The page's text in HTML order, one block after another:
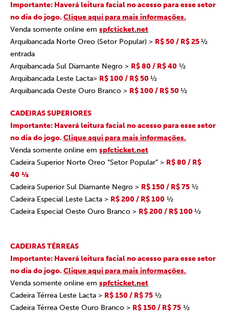
Importante: Haverá leitura facial no acesso para esse setor
no dia do jogo.Clique aqui para mais informações.
Venda somente online em spfcticket.net
Arquibancada Norte Oreo (Setor Popular) > R$ 50 / R$ 25½
entrada
Arquibancada Sul Diamante Negro > R$ 80 / R$ 40 ½
Arquibancada Leste Lacta> R$ 100 / R$ 50½
Arquibancada Oeste Ouro Branco > R$ 100 / R$ 50½
CADEIRAS SUPERIORES
Importante: Haverá leitura facial no acesso para esse setor
no dia do jogo.Clique aqui para mais informações.
Venda somente online em spfcticket.net
Cadeira Superior Norte Oreo “Setor Popular” > R$ 80 / R$
40 ½
Cadeira Superior Sul Diamante Negro > R$ 150 / R$ 75 ½
Cadeira Especial Leste Lacta > R$ 200 / R$ 100 ½
Cadeira Especial Oeste Ouro Branco > R$ 200 / R$ 100½
CADEIRAS TÉRREAS
Importante: Haverá leitura facial no acesso para esse setor
no dia do jogo.Clique aqui para mais informações.
Venda somente online em spfcticket.net
Cadeira Térrea Leste Lacta > R$ 150 / R$ 75 ½
Cadeira Térrea Oeste Ouro Branco > R$ 150 / R$ 75 ½